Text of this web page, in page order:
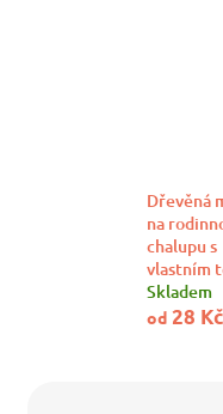
Dřevěná
na
chalupu s
vlastním
Skladem
od 28 Kč